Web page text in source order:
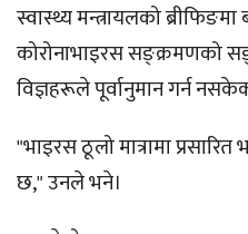
स्वास्थ्य मन्त्रायलको
कोरोनाभाइरस सङ्क्रमणको
विज्ञहरूले पूर्वानुमान गर्न
"भाइरस ठूलो मात्रामा
छ," उनले भने।